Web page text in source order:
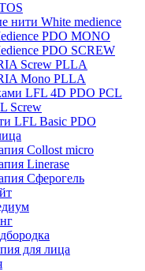
нити White medience
PDO MONO
PDO SCREW
Screw PLLA
Mono PLLA
LFL 4D PDO PCL
Screw
LFL Basic PDO
Collost micro
Linerase
Сферогель
для лица